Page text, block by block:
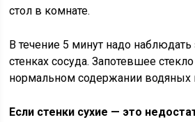
стол в комнате.
В течение 5 минут надо
стенках сосуда. Запотевшее
нормальном содержании водяных
Если стенки сухие — это